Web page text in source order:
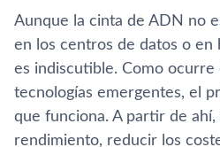
Aunque la cinta de ADN no
en los centros de datos o en
es indiscutible. Como ocurre
tecnologías emergentes, el
que funciona. A partir de ahí,
rendimiento, reducir los